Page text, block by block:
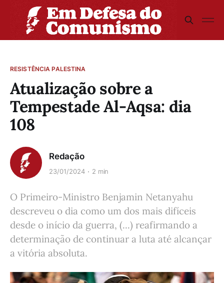
RESISTÊNCIA PALESTINA
Atualização sobre a
Tempestade Al-Aqsa: dia
108
Redação
23/01/2024 2 min
O Primeiro-Ministro Benjamin Netanyahu
descreveu o dia como um dos mais difíceis
desde o início da guerra, (...) reafirmando a
determinação de continuar a luta até alcançar
a vitória absoluta.